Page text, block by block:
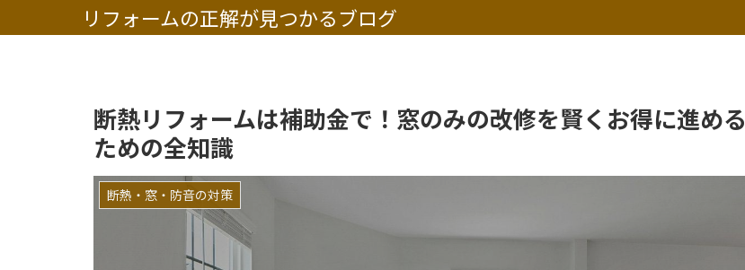
リフォームの正解が見つかるブログ
断熱リフォームは補助金で！窓のみの改修を賢くお得に進める
ための全知識
断熱・窓・防音の対策